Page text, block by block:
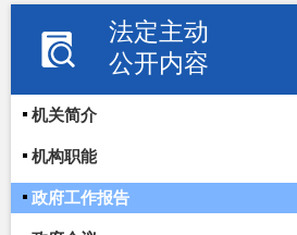
法定主动
公开内容
机关简介
机构职能
政府工作报告